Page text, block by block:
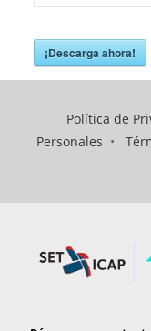
¡Descarga ahora!
Política de
Personales •